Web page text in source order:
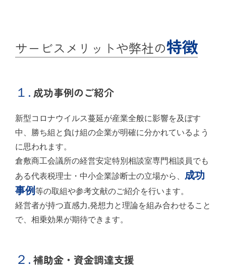
サービスメリットや弊社の特徴
１. 成功事例のご紹介
新型コロナウイルス蔓延が産業全般に影響を及ぼす
中、勝ち組と負け組の企業が明確に分かれているよう
に思われます。
倉敷商工会議所の経営安定特別相談室専門相談員でも
ある代表税理士・中小企業診断士の立場から、 成功
事例等の取組や参考文献のご紹介を行います。
経営者が持つ直感力,発想力と理論を組み合わせること
で、相乗効果が期待できます。
２. 補助金・資金調達支援